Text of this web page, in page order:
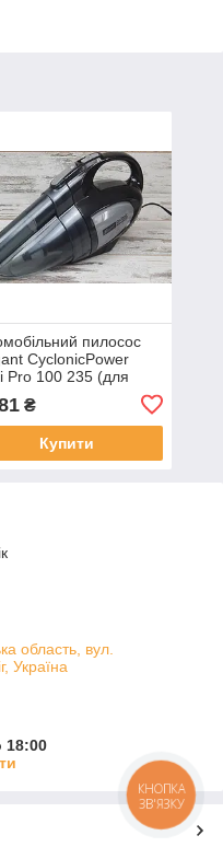
пилосос
CyclonicPower
Pro 100 235 (для
₴
Купити
область, вул.
Україна
18:00
КНОПКА
ЗВ'ЯЗКУ